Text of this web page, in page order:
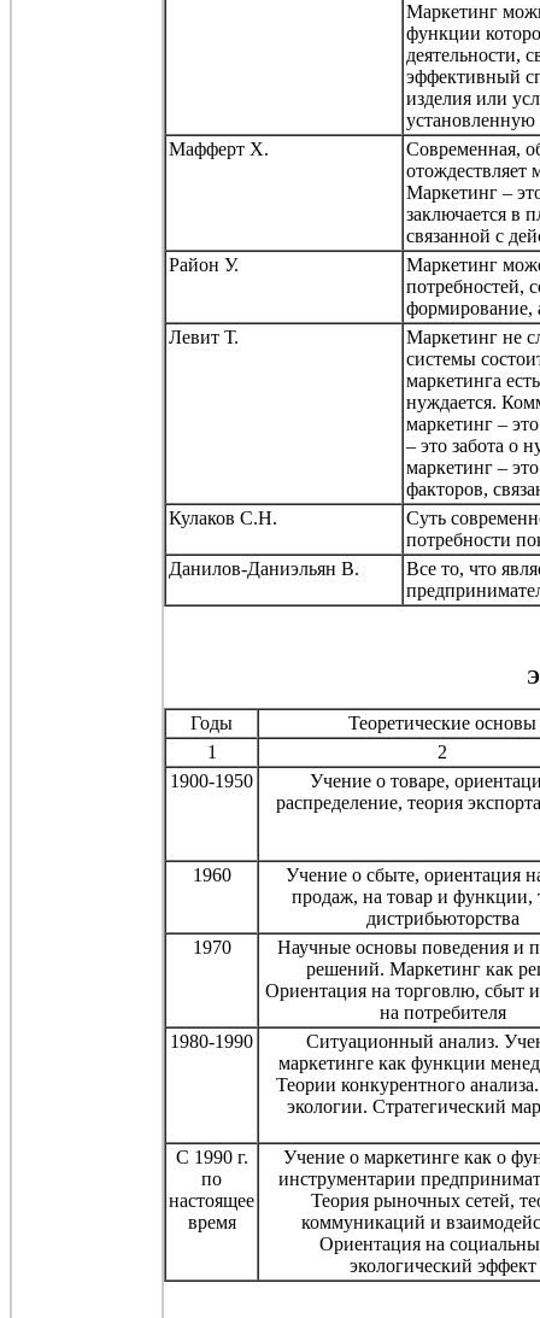
Маркетинг
функции
деятельности,
эффективный
изделия или
Мафферт Х.
Современная,
отождествляет
Маркетинг –
заключается в
связанной с
Район У.
Маркетинг
потребностей,
формирование,
Левит Т.
Маркетинг не
системы
маркетинга
нуждается.
маркетинг –
– это забота о
маркетинг –
факторов,
Кулаков С.Н.
Суть
потребности
Данилов-Даниэльян В.
Все то, что
Годы
Теоретические основы
1
2
1900-1950
Учение о товаре,
распределение, теория
1960
Учение о сбыте, ориентация
продаж, на товар и функции,
дистрибьюторства
1970
Научные основы поведения и
решений. Маркетинг как
Ориентация на торговлю, сбыт
на потребителя
1980-1990
Ситуационный анализ.
маркетинге как функции
Теории конкурентного
экологии. Стратегический
С 1990 г.
по
настоящее
время
Учение о маркетинге как о
инструментарии
Теория рыночных сетей,
коммуникаций и
Ориентация на
экологический эффект